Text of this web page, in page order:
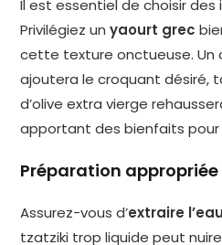
Il est essentiel de choisir
Privilégiez unyaourt grec
cette texture onctueuse. Un
ajoutera le croquant désiré,
d’olive extra vierge
apportant des bienfaits pour
Préparation appropriée
Assurez-vous d’extraire l’eau
tzatziki trop liquide peut nuire